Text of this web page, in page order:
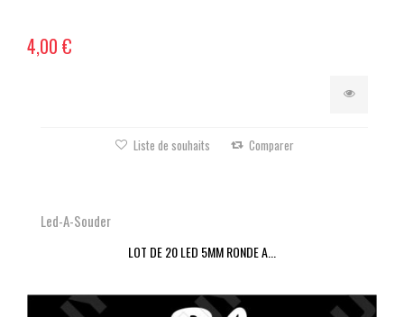
4,00 €
Liste de souhaits Comparer
Led-A-Souder
LOT DE 20 LED 5MM RONDE A...